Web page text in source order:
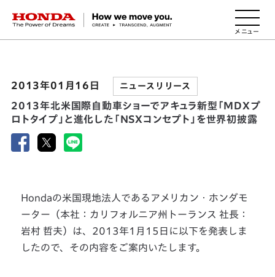
HONDA The Power of Dreams
2013年01月16日 ニュースリリース
2013年北米国際自動車ショーでアキュラ新型「MDXプ
ロトタイプ」と進化した「NSXコンセプト」を世界初披露
Hondaの米国現地法人であるアメリカン・ホンダモ
ーター（本社：カリフォルニア州トーランス 社長：
岩村 哲夫）は、2013年1月15日に以下を発表しま
したので、その内容をご案内いたします。